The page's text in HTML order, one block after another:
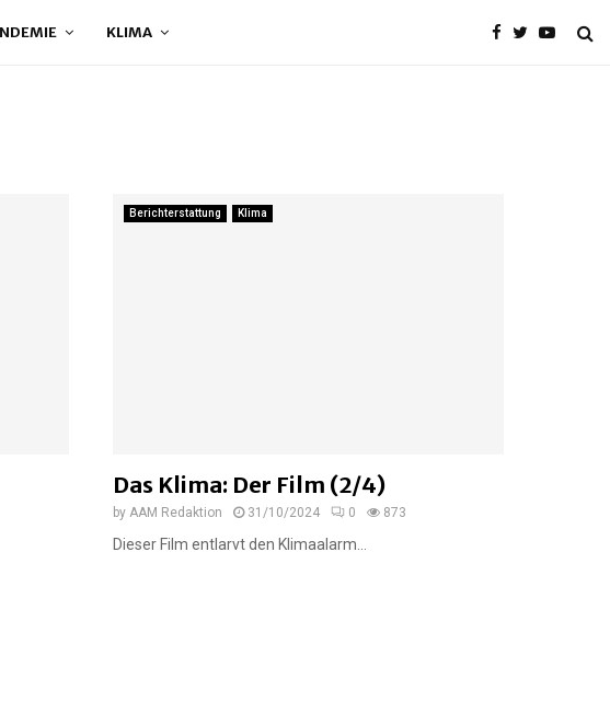
KLIMA
Berichterstattung Klima
Das Klima: Der Film (2/4)
by AAM Redaktion 31/10/2024 0 873
Dieser Film entlarvt den Klimaalarm...